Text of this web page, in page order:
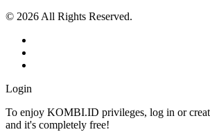
© 2026 All Rights Reserved.
Login
To enjoy KOMBI.ID privileges, log in or
and it's completely free!